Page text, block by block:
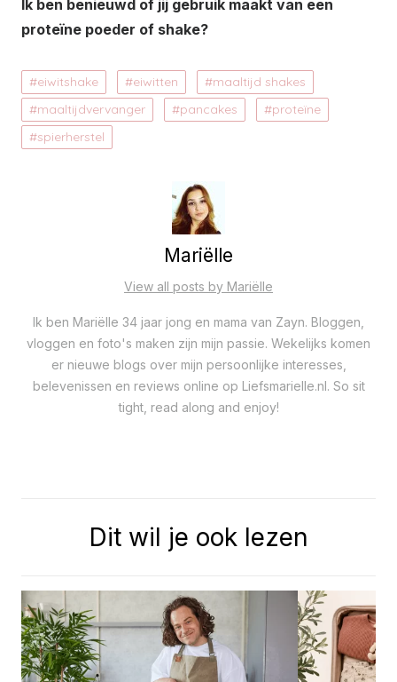
Ik ben benieuwd of jij gebruik maakt van een
proteïne poeder of shake?
eiwitshake eiwitten
maaltijd shakes
maaltijdvervanger
pancakes
proteïne
spierherstel
Mariëlle
View all posts by Mariëlle
Ik ben Mariëlle 34 jaar jong en mama van Zayn. Bloggen,
vloggen en foto's maken zijn mijn passie. Wekelijks komen
er nieuwe blogs over mijn persoonlijke interesses,
belevenissen en reviews online op Liefsmarielle.nl. So sit
tight, read along and enjoy!
Dit wil je ook lezen